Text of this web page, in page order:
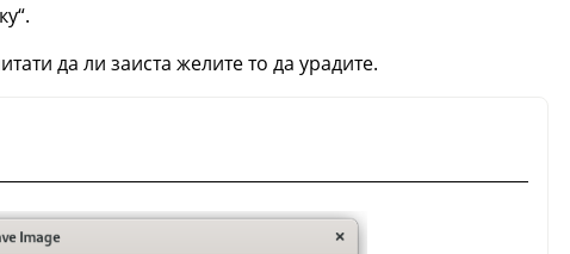
да ли заиста желите то да урадите.